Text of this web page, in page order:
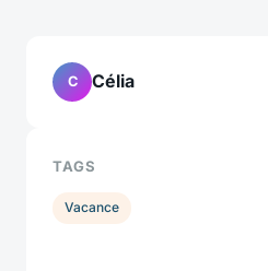
C Célia
TAGS
Vacance